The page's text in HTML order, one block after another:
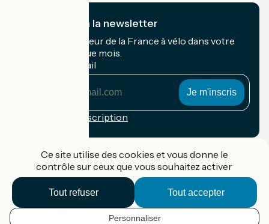
Je m'abonne à la newsletter
Recevez le meilleur de la France à vélo dans votre
boîte mail chaque mois.
Mon adresse mail
Conditions d'inscription
Accueil Vélo Pro
Contact
Mentions légales
Ce site utilise des cookies et vous donne le
contrôle sur ceux que vous souhaitez activer
Tout accepter
Tout refuser
Personnaliser